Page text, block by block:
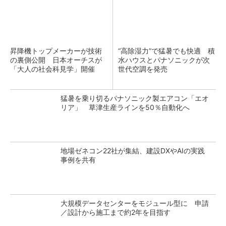
昇降機トップメーカーが技術
の裏側公開 日本オーチスが
「大人の社会科見学」開催
“高除湿力”で猛暑でも快適 積
水ハウスとパナソニックが次
世代空調を発売
猛暑を乗り切るパナソニック製エアコン「エオ
リア」 草津生産ラインを50％自動化へ
地場ゼネコン22社が集結、建設DXやAIの実践
事例を共有
大規模データセンターをモジュール型に 申請
／設計から施工まで約2年を目指す